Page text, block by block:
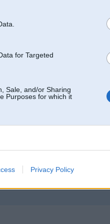
for Targeted
Sale, and/or Sharing
Purposes for which it
Privacy Policy
mierā